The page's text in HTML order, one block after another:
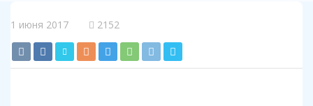
1 июня 2017 2152